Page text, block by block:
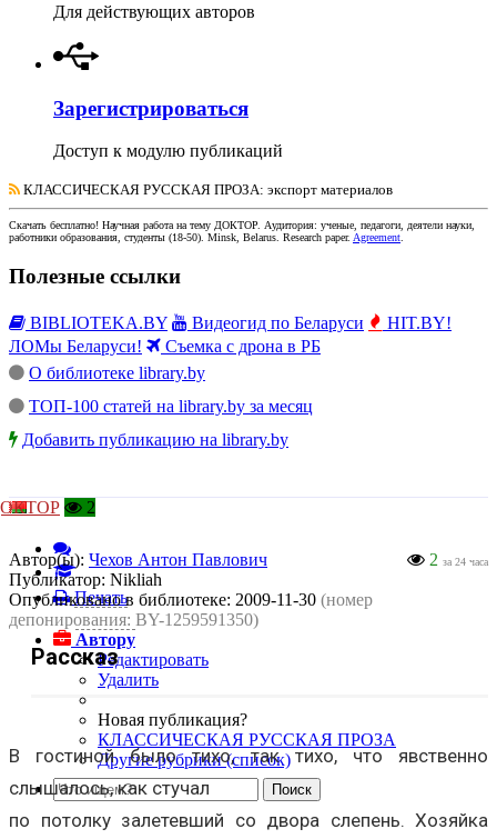
Для действующих авторов
Зарегистрироваться
Доступ к модулю публикаций
КЛАССИЧЕСКАЯ РУССКАЯ ПРОЗА: экспорт материалов
Скачать бесплатно! Научная работана тему ДОКТОР. Аудитория: ученые, педагоги, деятели науки,
работники образования, студенты (18-50). Minsk, Belarus. Research paper. Agreement.
Полезные ссылки
BIBLIOTEKA.BY Видеогид по Беларуси
HIT.BY!
ЛОМы Беларуси!
Съемка с дрона в РБ
О библиотеке library.by
ТОП-100 статей на library.by за месяц
Добавить публикацию на library.by
2
Печать
Автору
Редактировать
Удалить
Новая публикация?
КЛАССИЧЕСКАЯ РУССКАЯ ПРОЗА
Другие рубрики (список)
2 за 24 часа
Автор(ы): Чехов Антон Павлович
Публикатор: Nikliah
Опубликовано в библиотеке: 2009-11-30 (номер
депонирования: BY-1259591350)
Рассказ
В гостиной было тихо, так тихо, что явственно
слышалось, как стучал
по потолку залетевший со двора слепень. Хозяйка